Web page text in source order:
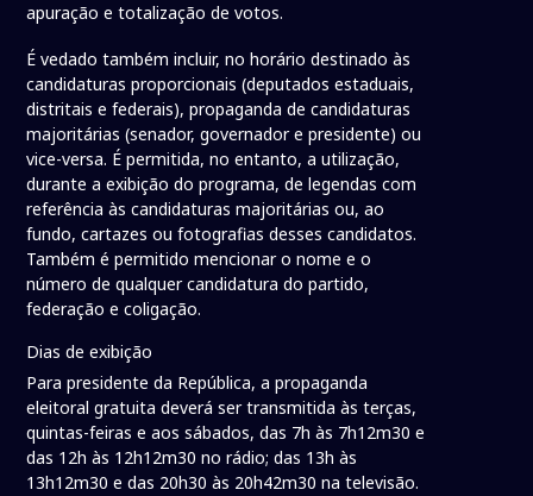
apuração e totalização de votos.
É vedado também incluir, no horário destinado às
candidaturas proporcionais (deputados estaduais,
distritais e federais), propaganda de candidaturas
majoritárias (senador, governador e presidente) ou
vice-versa. É permitida, no entanto, a utilização,
durante a exibição do programa, de legendas com
referência às candidaturas majoritárias ou, ao
fundo, cartazes ou fotografias desses candidatos.
Também é permitido mencionar o nome e o
número de qualquer candidatura do partido,
federação e coligação.
Dias de exibição
Para presidente da República, a propaganda
eleitoral gratuita deverá ser transmitida às terças,
quintas-feiras e aos sábados, das 7h às 7h12m30 e
das 12h às 12h12m30 no rádio; das 13h às
13h12m30 e das 20h30 às 20h42m30 na televisão.